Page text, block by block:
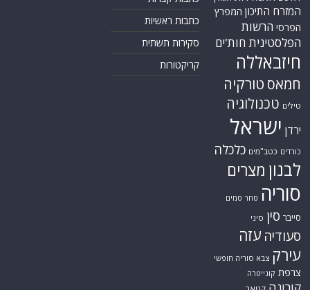
המזרח התיכון המפרץ
הפרסי הרשות
הפלסטינית חות'ים
חיזבאללה
חמאס טורקיה
טילים טכנולוגיה
ירדן ישראל
כורדים כטב"מים כלכלה
לבנון מצרים
סוריה סחר סמים
סייבר סין סיני
סעודיה עזה
עירק צבא סוריה חופשי
צרפת קונייטרה
כתבות ראשיות
סקירות תשתית
קריקטורות